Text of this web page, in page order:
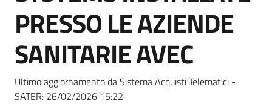
site
Seguici
su
PRESSO LE AZIENDE
SANITARIE AVEC
Ultimo aggiornamento da Sistema Acquisti Telematici -
SATER: 26/02/2026 15:22